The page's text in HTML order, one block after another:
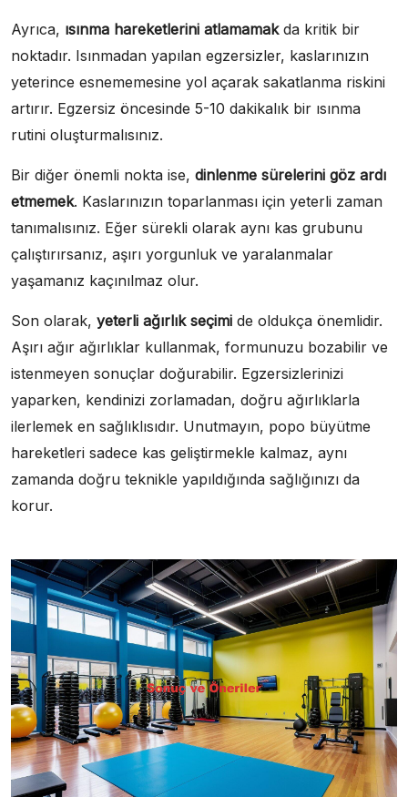
Ayrıca, ısınma hareketlerini atlamamakda kritik bir
noktadır. Isınmadan yapılan egzersizler, kaslarınızın
yeterince esnememesine yol açarak sakatlanma riskini
artırır. Egzersiz öncesinde 5-10 dakikalık bir ısınma
rutini oluşturmalısınız.
Bir diğer önemli nokta ise, dinlenme sürelerini göz ardı
etmemek. Kaslarınızın toparlanması için yeterli zaman
tanımalısınız. Eğer sürekli olarak aynı kas grubunu
çalıştırırsanız, aşırı yorgunluk ve yaralanmalar
yaşamanız kaçınılmaz olur.
Son olarak, yeterli ağırlık seçimi de oldukça önemlidir.
Aşırı ağır ağırlıklar kullanmak, formunuzu bozabilir ve
istenmeyen sonuçlar doğurabilir. Egzersizlerinizi
yaparken, kendinizi zorlamadan, doğru ağırlıklarla
ilerlemek en sağlıklısıdır. Unutmayın, popo büyütme
hareketleri sadece kas geliştirmekle kalmaz, aynı
zamanda doğru teknikle yapıldığında sağlığınızı da
korur.